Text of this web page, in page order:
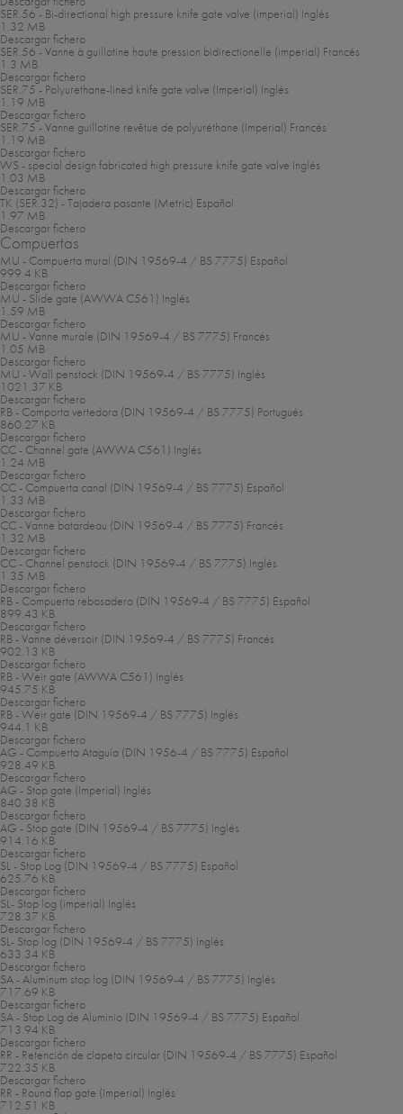
SER.56 - Bi-directional high pressure knife gate valve (imperial) Inglés
1.32 MB
Descargar fichero
SER.56 - Vanne à guillotine haute pression bidirectionelle (imperial) Francés
1.3 MB
Descargar fichero
SER.75 - Polyurethane-lined knife gate valve (Imperial) Inglés
1.19 MB
Descargar fichero
SER.75 - Vanne guillotine revêtue de polyuréthane (Imperial) Francés
1.19 MB
Descargar fichero
WS - special design fabricated high pressure knife gate valve Inglés
1.03 MB
Descargar fichero
TK (SER.32) - Tajadera pasante (Metric) Español
1.97 MB
Descargar fichero
Compuertas
MU - Compuerta mural (DIN 19569-4 / BS 7775) Español
999.4 KB
Descargar fichero
MU - Slide gate (AWWA C561) Inglés
1.59 MB
Descargar fichero
MU - Vanne murale (DIN 19569-4 / BS 7775) Francés
1.05 MB
Descargar fichero
MU - Wall penstock (DIN 19569-4 / BS 7775) Inglés
1021.37 KB
Descargar fichero
RB - Comporta vertedora (DIN 19569-4 / BS 7775) Portugués
860.27 KB
Descargar fichero
CC - Channel gate (AWWA C561) Inglés
1.24 MB
Descargar fichero
CC - Compuerta canal (DIN 19569-4 / BS 7775) Español
1.33 MB
Descargar fichero
CC - Vanne batardeau (DIN 19569-4 / BS 7775) Francés
1.32 MB
Descargar fichero
CC - Channel penstock (DIN 19569-4 / BS 7775) Inglés
1.35 MB
Descargar fichero
RB - Compuerta rebosadero (DIN 19569-4 / BS 7775) Español
899.43 KB
Descargar fichero
RB - Vanne déversoir (DIN 19569-4 / BS 7775) Francés
902.13 KB
Descargar fichero
RB - Weir gate (AWWA C561) Inglés
945.75 KB
Descargar fichero
RB - Weir gate (DIN 19569-4 / BS 7775) Inglés
944.1 KB
Descargar fichero
AG - Compuerta Ataguía (DIN 1956-4 / BS 7775) Español
928.49 KB
Descargar fichero
AG - Stop gate (Imperial) Inglés
840.38 KB
Descargar fichero
AG - Stop gate (DIN 19569-4 / BS 7775) Inglés
914.16 KB
Descargar fichero
SL - Stop Log (DIN 19569-4 / BS 7775) Español
625.76 KB
Descargar fichero
SL- Stop log (imperial) Inglés
728.37 KB
Descargar fichero
SL- Stop log (DIN 19569-4 / BS 7775) Inglés
633.34 KB
Descargar fichero
SA - Aluminum stop log (DIN 19569-4 / BS 7775) Inglés
717.69 KB
Descargar fichero
SA - Stop Log de Aluminio (DIN 19569-4 / BS 7775) Español
713.94 KB
Descargar fichero
RR - Retención de clapeta circular (DIN 19569-4 / BS 7775) Español
722.35 KB
Descargar fichero
RR - Round flap gate (Imperial) Inglés
712.51 KB